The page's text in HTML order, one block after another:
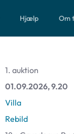
Hjælp Om
1. auktion
01.09.2026, 9.20
Villa
Rebild